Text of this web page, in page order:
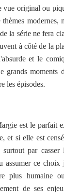
vue original ou
modernes,
la série ne fera
à côté de la
et le
grands moments
les épisodes.
est le parfait
et si elle est
par casser
assumer ce choix
plus humaine
de ses